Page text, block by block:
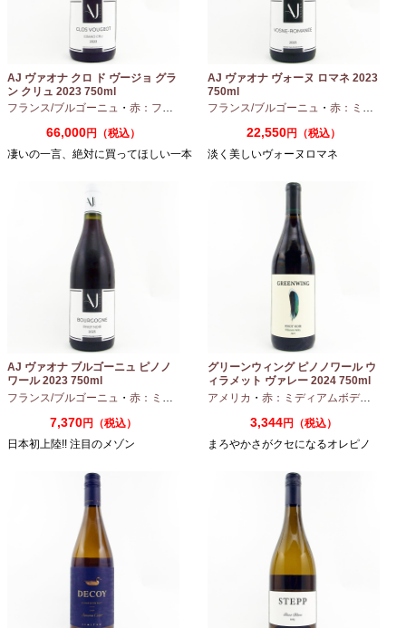
AJ ヴァオナ クロ ド ヴージョ グラ
ン クリュ 2023 750ml
フランス/ブルゴーニュ ・ 赤：フルボディ ・ピノノワール
66,000円（税込）
凄いの一言、絶対に買ってほしい一本
AJ ヴァオナ ヴォーヌ ロマネ 2023
750ml
フランス/ブルゴーニュ ・ 赤：ミディアムボディ
22,550円（税込）
淡く美しいヴォーヌロマネ
AJ ヴァオナ ブルゴーニュ ピノノ
ワール 2023 750ml
フランス/ブルゴーニュ ・ 赤：ミディアムボディ ・ ピノノワール
7,370円（税込）
日本初上陸!! 注目のメゾン
グリーンウィング ピノノワール ウ
ィラメット ヴァレー 2024 750ml
アメリカ ・ 赤：ミディアムボディ
3,344円（税込）
まろやかさがクセになるオレピノ